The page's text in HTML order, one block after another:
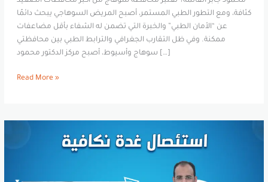
كثافة، ومع التطور الطبي المستمر، أصبح المريض السوهاجي يبحث دائمًا
عن “الأمان الطبي” والخبرة التي تضمن له الشفاء بأقل مضاعفات
ممكنة. وفي ظل التقارب الجغرافي والترابط الطبي بين محافظتي
سوهاج وأسيوط، أصبح مركز الدكتور محمود […]
Read More »